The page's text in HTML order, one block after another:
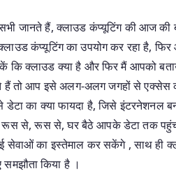
जानते हैं, क्लाउड कंप्यूटिंग की आज की
कंप्यूटिंग का उपयोग कर रहा है,
क्लाउड क्या है और फिर मैं आपको
हैं तो आप इसे अलग-अलग जगहों से एक्सेस
का क्या फायदा है, जिसे इंटरनेशनल
रूस से, रूस से, घर बैठे आपके डेटा तक
सेवाओं का इस्तेमाल कर सकेंगे , साथ ही
समझौता किया है ।